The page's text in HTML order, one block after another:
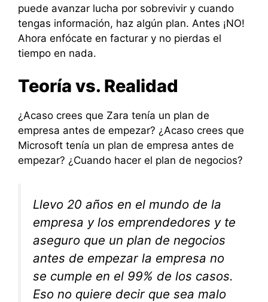
puede avanzar lucha por sobrevivir y cuando
tengas información, haz algún plan. Antes ¡NO!
Ahora enfócate en facturar y no pierdas el
tiempo en nada.
Teoría vs. Realidad
¿Acaso crees que Zara tenía un plan de
empresa antes de empezar? ¿Acaso crees que
Microsoft tenía un plan de empresa antes de
empezar? ¿Cuando hacer el plan de negocios?
Llevo 20 años en el mundo de la
empresa y los emprendedores y te
aseguro que un plan de negocios
antes de empezar la empresa no
se cumple en el 99% de los casos.
Eso no quiere decir que sea malo